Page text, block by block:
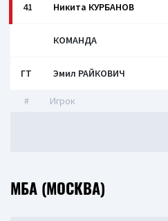
41 Никита КУРБАНОВ
КОМАНДА
ГТ Эмил РАЙКОВИЧ
# Игрок
МБА (МОСКВА)